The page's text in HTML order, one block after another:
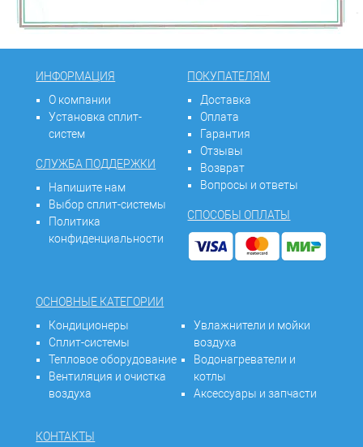
ИНФОРМАЦИЯ
О компании
Установка сплит-
систем
СЛУЖБА ПОДДЕРЖКИ
Напишите нам
Выбор сплит-системы
Политика
конфиденциальности
ПОКУПАТЕЛЯМ
Доставка
Оплата
Гарантия
Отзывы
Возврат
Вопросы и ответы
СПОСОБЫ ОПЛАТЫ
ОСНОВНЫЕ КАТЕГОРИИ
Кондиционеры
Сплит-системы
Тепловое оборудование
Вентиляция и очистка
воздуха
Увлажнители и мойки
воздуха
Водонагреватели и
котлы
Аксессуары и запчасти
КОНТАКТЫ